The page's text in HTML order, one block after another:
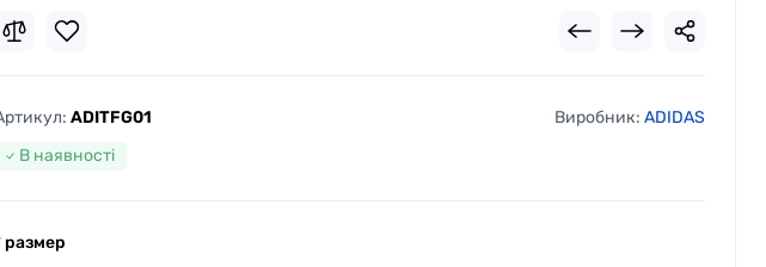
ADITFG01 Виробник: ADIDAS
В наявності
размер